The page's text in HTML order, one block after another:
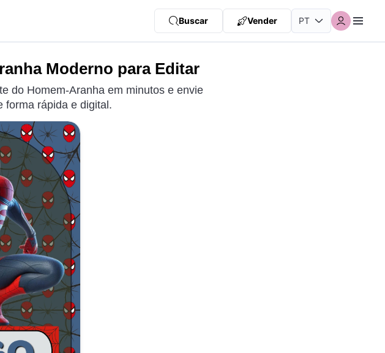
Buscar Vender
Moderno para Editar
do Homem-Aranha em minutos e envie
forma rápida e digital.